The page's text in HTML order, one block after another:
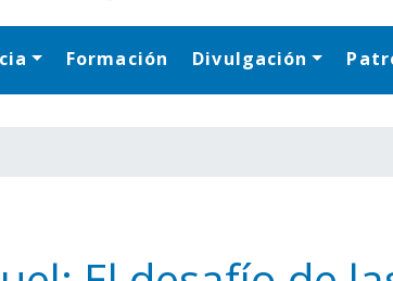
Navegación
Formación Divulgación